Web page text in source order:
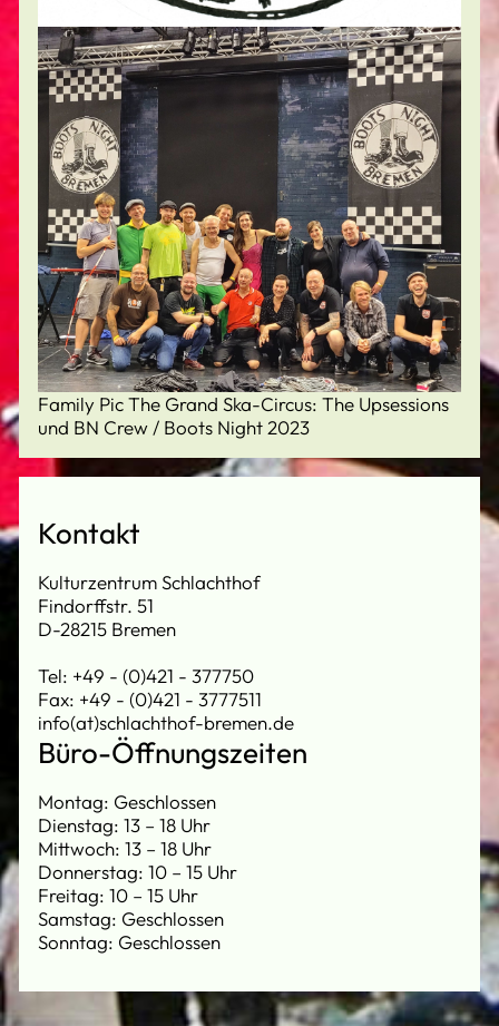
Family Pic The Grand Ska-Circus: The Upsessions
und BN Crew / Boots Night 2023
Kontakt
Kulturzentrum Schlachthof
Findorffstr. 51
D-28215 Bremen
Tel: +49 - (0)421 - 377750
Fax: +49 - (0)421 - 3777511
info(at)schlachthof-bremen.de
Büro-Öffnungszeiten
Montag: Geschlossen
Dienstag: 13 – 18 Uhr
Mittwoch: 13 – 18 Uhr
Donnerstag: 10 – 15 Uhr
Freitag: 10 – 15 Uhr
Samstag: Geschlossen
Sonntag: Geschlossen